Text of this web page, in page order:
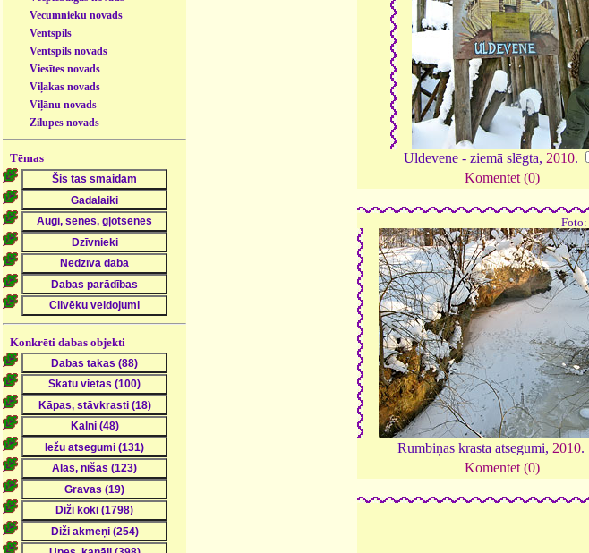
Vecumnieku novads
Ventspils
Ventspils novads
Viesītes novads
Viļakas novads
Viļānu novads
Zilupes novads
Tēmas
Konkrēti dabas objekti
Uldevene - ziemā slēgta, 2010.
Komentēt (0)
Foto:
Rumbiņas krasta atsegumi, 2010.
Komentēt (0)